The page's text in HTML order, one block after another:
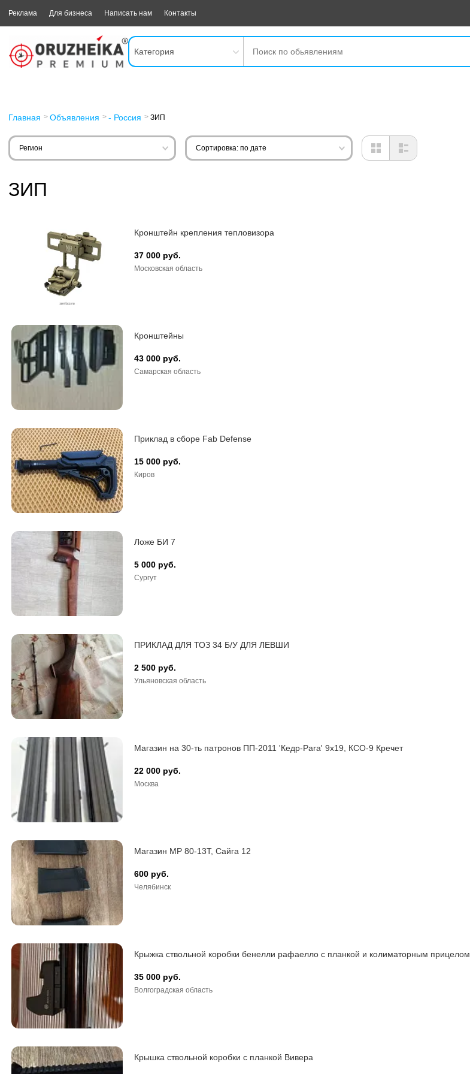
Реклама Для бизнеса Написать нам Контакты
Категория
Главная Объявления - Россия ЗИП
Регион Сортировка: по дате
ЗИП
Кронштейн крепления тепловизора
37 000 руб.
Московская область
Кронштейны
43 000 руб.
Самарская область
Приклад в сборе Fab Defense
15 000 руб.
Киров
Ложе БИ 7
5 000 руб.
Сургут
ПРИКЛАД ДЛЯ ТОЗ 34 Б/У ДЛЯ ЛЕВШИ
2 500 руб.
Ульяновская область
Магазин на 30-ть патронов ПП-2011 'Кедр-Para' 9х19, КСО-9 Кречет
22 000 руб.
Москва
Магазин МР 80-13Т, Сайга 12
600 руб.
Челябинск
Крыжка ствольной коробки бенелли рафаелло с планкой и колиматорным прицелом
35 000 руб.
Волгоградская область
Крышка ствольной коробки с планкой Вивера